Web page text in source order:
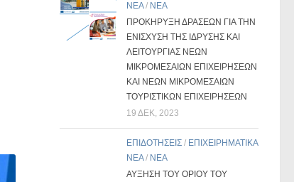
ΝΕΑ/ ΝΕΑ
ΠΡΟΚΗΡΥΞΗ ΔΡΑΣΕΩΝ ΓΙΑ ΤΗΝ
ΕΝΙΣΧΥΣΗ ΤΗΣ ΙΔΡΥΣΗΣ ΚΑΙ
ΛΕΙΤΟΥΡΓΙΑΣ ΝΕΩΝ
ΜΙΚΡΟΜΕΣΑΙΩΝ ΕΠΙΧΕΙΡΗΣΕΩΝ
ΚΑΙ ΝΕΩΝ ΜΙΚΡΟΜΕΣΑΙΩΝ
ΤΟΥΡΙΣΤΙΚΩΝ ΕΠΙΧΕΙΡΗΣΕΩΝ
19 ΔΕΚ, 2023
ΕΠΙΔΟΤΗΣΕΙΣ / ΕΠΙΧΕΙΡΗΜΑΤΙΚΑ
ΝΕΑ/ ΝΕΑ
ΑΥΞΗΣΗ ΤΟΥ ΟΡΙΟΥ ΤΟΥ